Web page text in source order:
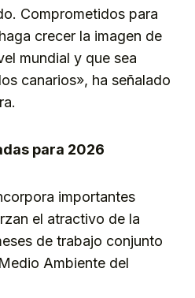
Comprometidos para
crecer la imagen de
mundial y que sea
canarios», ha señalado
para 2026
importantes
el atractivo de la
de trabajo conjunto
Ambiente del